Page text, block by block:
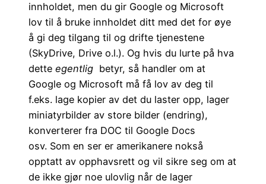
innholdet, men du gir Google og Microsoft
lov til å bruke innholdet ditt med det for øye
å gi deg tilgang til og drifte tjenestene
(SkyDrive, Drive o.l.). Og hvis du lurte på hva
dette egentlig betyr, så handler om at
Google og Microsoft må få lov av deg til
f.eks. lage kopier av det du laster opp, lager
miniatyrbilder av store bilder (endring),
konverterer fra DOC til Google Docs
osv. Som en ser er amerikanere nokså
opptatt av opphavsrett og vil sikre seg om at
de ikke gjør noe ulovlig når de lager